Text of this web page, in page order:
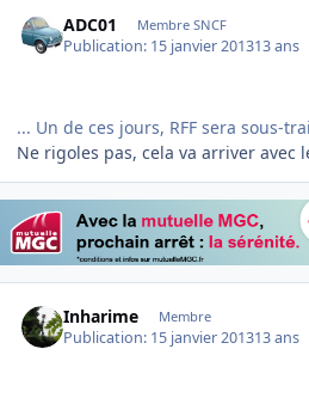
ADC01 Membre SNCF
Publication: 15 janvier 201313 ans
... Un de ces jours, RFF sera sous-
Ne rigoles pas, cela va arriver avec
Inharime Membre
Publication: 15 janvier 201313 ans